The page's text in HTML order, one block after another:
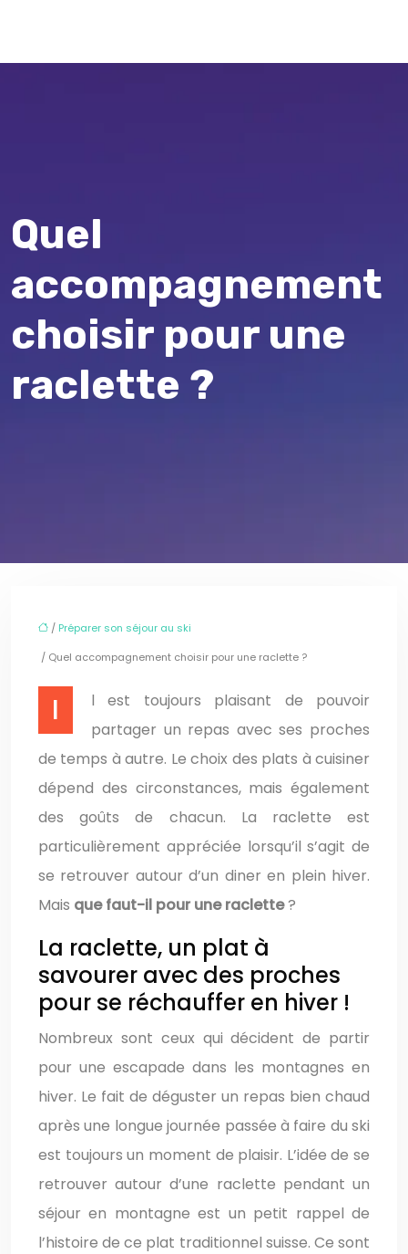
Quel
accompagnement
choisir pour une
raclette ?
/ Préparer son séjour au ski
/ Quel accompagnement choisir pour une raclette ?
Il est toujours plaisant de pouvoir
partager un repas avec ses proches
de temps à autre. Le choix des plats à cuisiner
dépend des circonstances, mais également
des goûts de chacun. La raclette est
particulièrement appréciée lorsqu’il s’agit de
se retrouver autour d’un diner en plein hiver.
Mais que faut-il pour une raclette?
La raclette, un plat à
savourer avec des proches
pour se réchauffer en hiver !
Nombreux sont ceux qui décident de partir
pour une escapade dans les montagnes en
hiver. Le fait de déguster un repas bien chaud
après une longue journée passée à faire du ski
est toujours un moment de plaisir. L’idée de se
retrouver autour d’une raclette pendant un
séjour en montagne est un petit rappel de
l’histoire de ce plat traditionnel suisse. Ce sont